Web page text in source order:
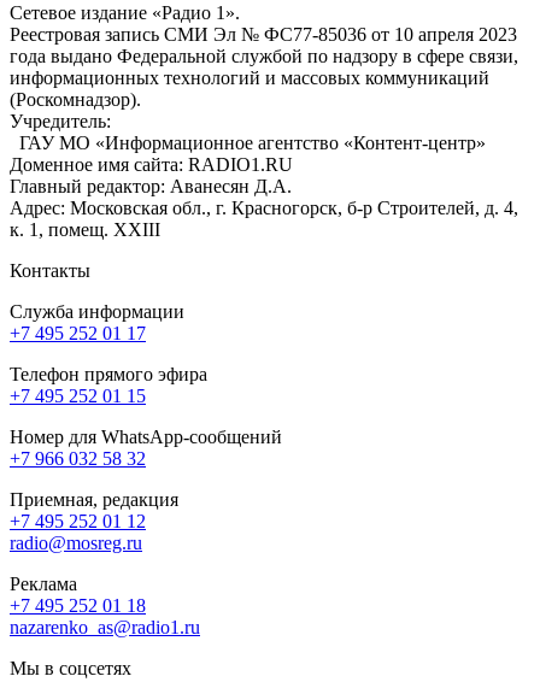
Сетевое издание «Радио 1».
Реестровая запись СМИ Эл № ФС77-85036 от 10 апреля 2023
года выдано Федеральной службой по надзору в сфере связи,
информационных технологий и массовых коммуникаций
(Роскомнадзор).
Учредитель:
ГАУ МО «Информационное агентство «Контент-центр»
Доменное имя сайта: RADIO1.RU
Главный редактор: Аванесян Д.А.
Адрес: Московская обл., г. Красногорск, б-р Строителей, д. 4,
к. 1, помещ. XXIII
Контакты
Служба информации
+7 495 252 01 17
Телефон прямого эфира
+7 495 252 01 15
Номер для WhatsApp-сообщений
+7 966 032 58 32
Приемная, редакция
+7 495 252 01 12
radio@mosreg.ru
Реклама
+7 495 252 01 18
nazarenko_as@radio1.ru
Мы в соцсетях